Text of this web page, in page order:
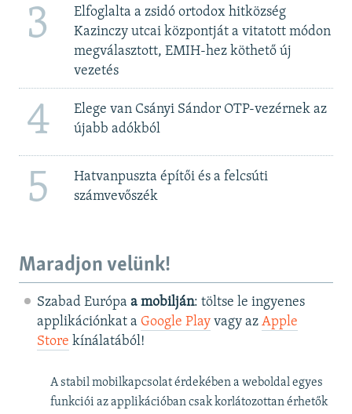
3
Elfoglalta a zsidó ortodox hitközség
Kazinczy utcai központját a vitatott módon
megválasztott, EMIH-hez köthető új
vezetés
4
Elege van Csányi Sándor OTP-vezérnek az
újabb adókból
5
Hatvanpuszta építői és a felcsúti
számvevőszék
Maradjon velünk!
Szabad Európa a mobilján: töltse le ingyenes
applikációnkat a Google Playvagy az Apple
Store kínálatából!
A stabil mobilkapcsolat érdekében a weboldal egyes
funkciói az applikációban csak korlátozottan érhetők